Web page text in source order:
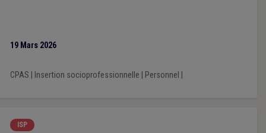
19 Mars 2026
CPAS Insertion socioprofessionnelle Personnel
ISP